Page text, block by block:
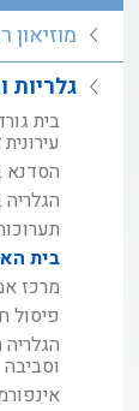
מוזיאון
גלריות
בית
הסדנא
בית
מרכז
פיסול
וסביבה